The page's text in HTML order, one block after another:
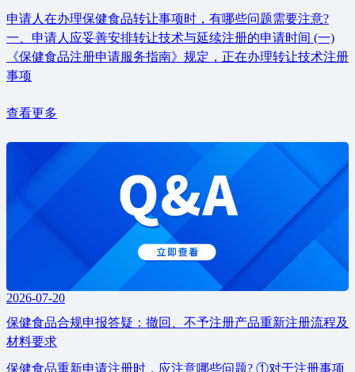
申请人在办理保健食品转让事项时，有哪些问题需要注意?
一、申请人应妥善安排转让技术与延续注册的申请时间 (一)
《保健食品注册申请服务指南》规定，正在办理转让技术注册
事项
查看更多
2026-07-20
保健食品合规申报答疑：撤回、不予注册产品重新注册流程及
材料要求
保健食品重新申请注册时，应注意哪些问题? ①对于注册事项